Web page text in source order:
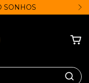
SONHOS